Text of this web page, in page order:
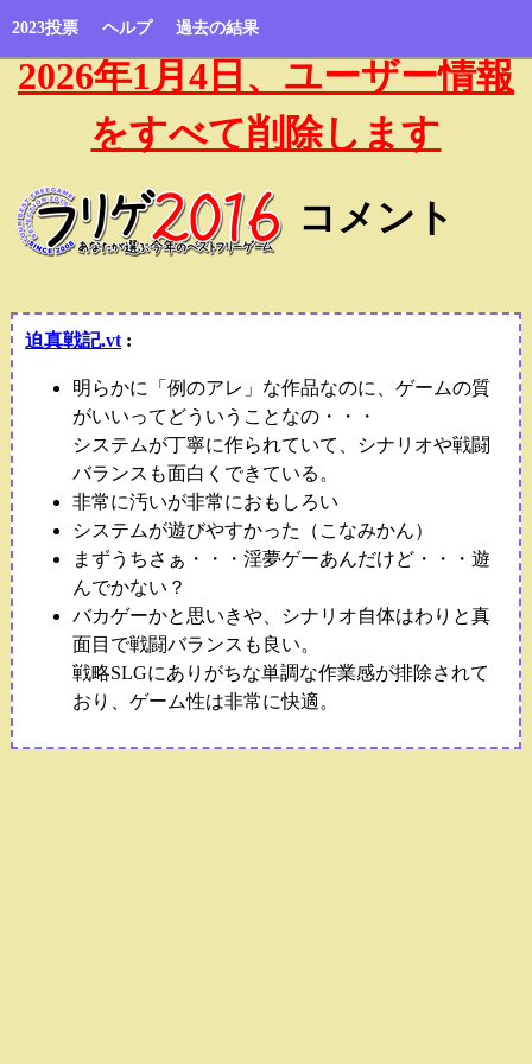
2023投票 ヘルプ 過去の結果
2026年1月4日、ユーザー情報
をすべて削除します
コメント
迫真戦記.vt:
明らかに「例のアレ」な作品なのに、ゲームの質
がいいってどういうことなの・・・
システムが丁寧に作られていて、シナリオや戦闘
バランスも面白くできている。
非常に汚いが非常におもしろい
システムが遊びやすかった（こなみかん）
まずうちさぁ・・・淫夢ゲーあんだけど・・・遊
んでかない？
バカゲーかと思いきや、シナリオ自体はわりと真
面目で戦闘バランスも良い。
戦略SLGにありがちな単調な作業感が排除されて
おり、ゲーム性は非常に快適。